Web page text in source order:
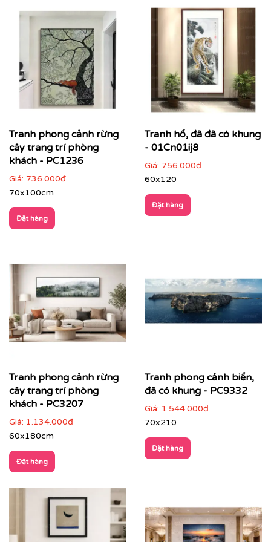
Hình ảnh gần gũi, dễ cảm nhận
sắc quen thuộc, phù hợp nhiều đối tượng khách
hàng
Màu sắc hài hoà: dễ kết hợp với nhiều phong cách
nội thất, không gây rối mắt
Chiều sâu không gian
Giá trị phong thuỷ tích cực: mang năng lượng an
yên, cân bằng và sinh khí cho không gian sống
Tranh phong cảnh rừng
cây trang trí phòng
khách - PC1236
Giá: 736.000đ
70x100cm
Đặt hàng
Tranh hổ, đã đã có khung
- 01Cn01ij8
Giá: 756.000đ
60x120
Đặt hàng
Tranh phong cảnh rừng
cây trang trí phòng
khách - PC3207
Giá: 1.134.000đ
60x180cm
Đặt hàng
Tranh phong cảnh biển,
đã có khung - PC9332
Giá: 1.544.000đ
70x210
Đặt hàng